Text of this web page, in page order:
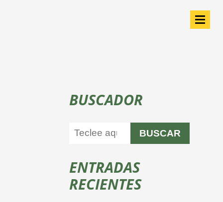
BUSCADOR
BUSCAR
ENTRADAS
RECIENTES